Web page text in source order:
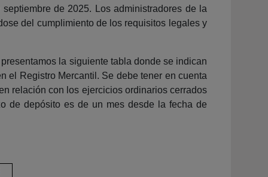
de 2025. Los administradores de la
del cumplimiento de los requisitos legales y
la siguiente tabla donde se indican
el Registro Mercantil. Se debe tener en cuenta
relación con los ejercicios ordinarios cerrados
de depósito es de un mes desde la fecha de